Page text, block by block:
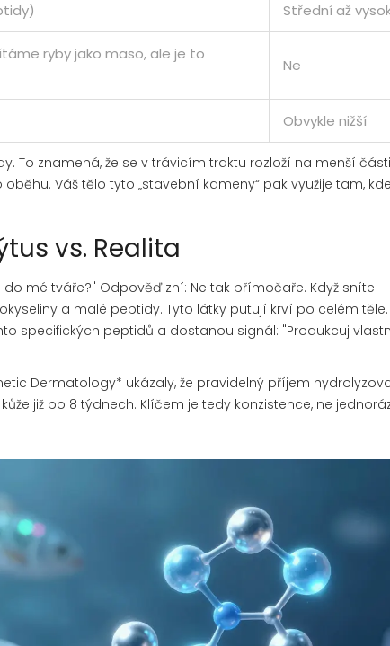
Střední až
ryby jako maso, ale je to
Ne
Obvykle nižší
To znamená, že se v trávicím traktu rozloží na menší
Váš tělo tyto „stavební kameny“ pak využije tam,
vs. Realita
mé tváře?" Odpověď zní: Ne tak přímočaře. Když sníte
a malé peptidy. Tyto látky putují krví po celém těle.
specifických peptidů a dostanou signál: "Produkcuj
Dermatology* ukázaly, že pravidelný příjem
již po 8 týdnech. Klíčem je tedy konzistence, ne